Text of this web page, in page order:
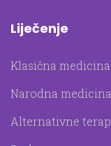
Liječenje
Klasična medicina
Narodna medicina
Alternativne